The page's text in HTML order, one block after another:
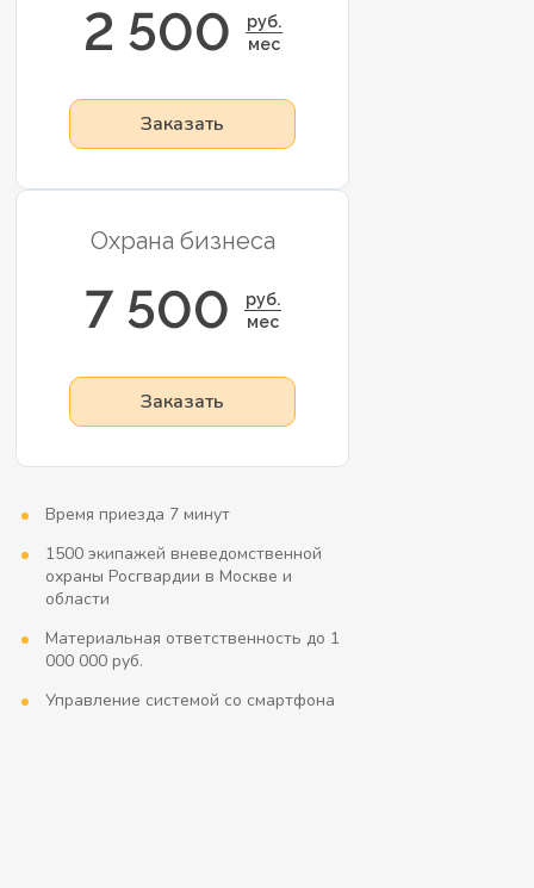
2 500
руб.
мес
Заказать
Охрана бизнеса
7 500
руб.
мес
Заказать
Время приезда 7 минут
1500 экипажей вневедомственной
охраны Росгвардии в Москве и
области
Материальная ответственность до 1
000 000 руб.
Управление системой со смартфона